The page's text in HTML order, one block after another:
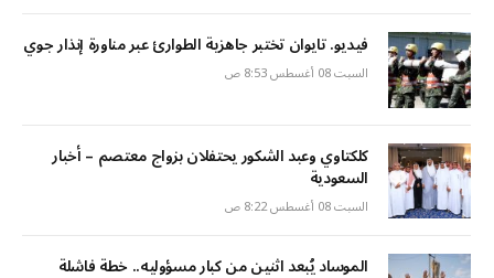
فيديو. تايوان تختبر جاهزية الطوارئ عبر مناورة إنذار جوي
السبت 08 أغسطس 8:53 ص
كلكتاوي وعبد الشكور يحتفلان بزواج معتصم – أخبار
السعودية
السبت 08 أغسطس 8:22 ص
الموساد يُبعد اثنين من كبار مسؤوليه.. خطة فاشلة